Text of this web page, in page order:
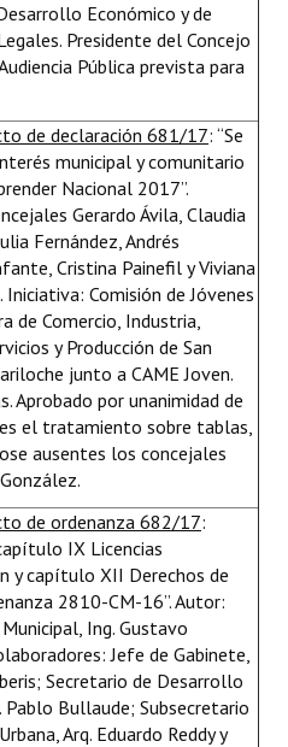
Económico y de
Presidente del Concejo
Pública prevista para
de declaración 681/17: “Se
municipal y comunitario
Nacional 2017”.
Gerardo Ávila, Claudia
Fernández, Andrés
Cristina Painefil y Viviana
Iniciativa: Comisión de Jóvenes
de Comercio, Industria,
y Producción de San
junto a CAME Joven.
Aprobado por unanimidad de
el tratamiento sobre tablas,
ausentes los concejales
de ordenanza 682/17:
IX Licencias
y capítulo XII Derechos de
2810-CM-16”. Autor:
Ing. Gustavo
Jefe de Gabinete,
Secretario de Desarrollo
Pablo Bullaude; Subsecretario
Arq. Eduardo Reddy y